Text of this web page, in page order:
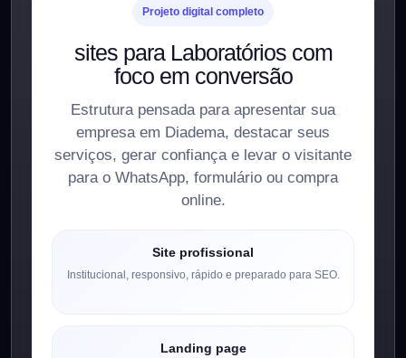
Projeto digital completo
sites para Laboratórios com
foco em conversão
Estrutura pensada para apresentar sua
empresa em Diadema, destacar seus
serviços, gerar confiança e levar o visitante
para o WhatsApp, formulário ou compra
online.
Site profissional
Institucional, responsivo, rápido e preparado para SEO.
Landing page